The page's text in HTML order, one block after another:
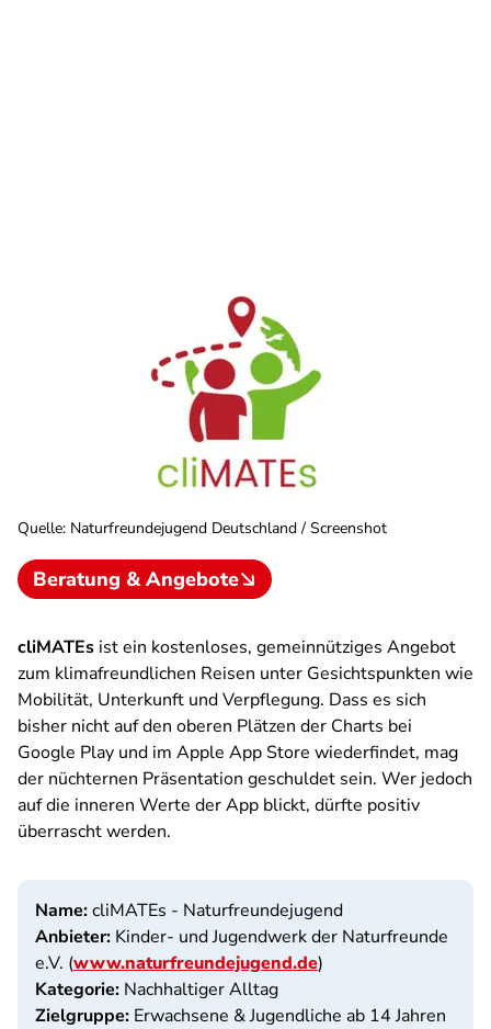
Quelle: Naturfreundejugend Deutschland / Screenshot
Beratung & Angebote
cliMATEs ist ein kostenloses, gemeinnütziges Angebot
zum klimafreundlichen Reisen unter Gesichtspunkten wie
Mobilität, Unterkunft und Verpflegung. Dass es sich
bisher nicht auf den oberen Plätzen der Charts bei
Google Play und im Apple App Store wiederfindet, mag
der nüchternen Präsentation geschuldet sein. Wer jedoch
auf die inneren Werte der App blickt, dürfte positiv
überrascht werden.
Name:cliMATEs - Naturfreundejugend
Anbieter: Kinder- und Jugendwerk der Naturfreunde
e.V. (www.naturfreundejugend.de)
Kategorie: Nachhaltiger Alltag
Zielgruppe: Erwachsene & Jugendliche ab 14 Jahren